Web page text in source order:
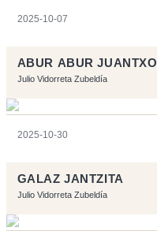
2025-10-07
ABUR ABUR JUANTXO
Julio Vidorreta Zubeldía
2025-10-30
GALAZ JANTZITA
Julio Vidorreta Zubeldía